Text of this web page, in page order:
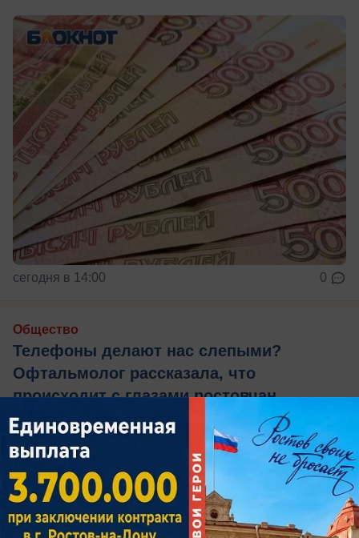
сегодня в 14:00 0
Общество
Телефоны делают нас слепыми?
Офтальмолог рассказала, что
происходит с глазами ростовчан
Почему к вечеру зрение становится размытым,
как распознать синдром сухого глаза и какие
симптомы требуют срочной помощи